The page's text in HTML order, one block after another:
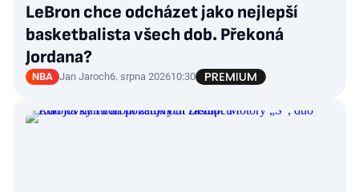
LeBron chce odcházet jako nejlepší
basketbalista všech dob. Překoná
Jordana?
NBA Jan Jaroch6. srpna 202610:30